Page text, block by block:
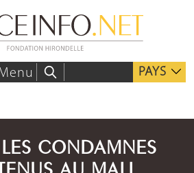
PAYS
CONDAMNES
AU MALI